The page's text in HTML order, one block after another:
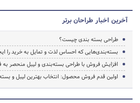
آخرین اخبار طراحان برتر
طراحی بسته بندی چیست؟
بسته‌بندی‌هایی که احساس لذت و تمایل به خرید را
افزایش فروش با طراحی بسته‌بندی و لیبل منحصر به
اولین قدم فروش محصول: انتخاب بهترین لیبل و